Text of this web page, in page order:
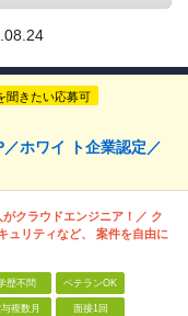
聞きたい応募可
ホワイ ト企業認定／
クラウドエンジニア！／ ク
ュリティなど、 案件を自由に
歴不問 ベテランOK
複数月 面接1回